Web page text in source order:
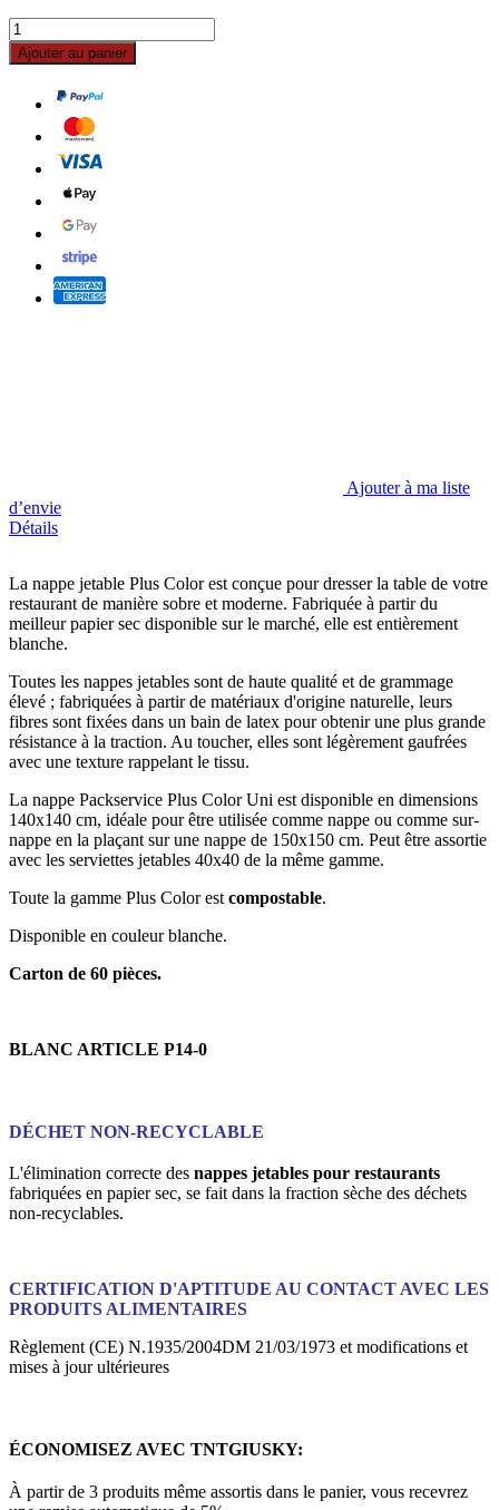
Ajouter au panier
Ajouter à ma liste
d’envie
Détails
La nappe jetable Plus Color est conçue pour dresser la table de votre
restaurant de manière sobre et moderne. Fabriquée à partir du
meilleur papier sec disponible sur le marché, elle est entièrement
blanche.
Toutes les nappes jetables sont de haute qualité et de grammage
élevé ; fabriquées à partir de matériaux d'origine naturelle, leurs
fibres sont fixées dans un bain de latex pour obtenir une plus grande
résistance à la traction. Au toucher, elles sont légèrement gaufrées
avec une texture rappelant le tissu.
La nappe Packservice Plus Color Uni est disponible en dimensions
140x140 cm, idéale pour être utilisée comme nappe ou comme sur-
nappe en la plaçant sur une nappe de 150x150 cm. Peut être assortie
avec les serviettes jetables 40x40 de la même gamme.
Toute la gamme Plus Color est compostable.
Disponible en couleur blanche.
Carton de 60 pièces.
BLANC ARTICLE P14-0
DÉCHET NON-RECYCLABLE
L'élimination correcte des nappes jetables pour restaurants
fabriquées en papier sec, se fait dans la fraction sèche des déchets
non-recyclables.
CERTIFICATION D'APTITUDE AU CONTACT AVEC LES
PRODUITS ALIMENTAIRES
Règlement (CE) N.1935/2004DM 21/03/1973 et modifications et
mises à jour ultérieures
ÉCONOMISEZ AVEC TNTGIUSKY:
À partir de 3 produits même assortis dans le panier, vous recevrez